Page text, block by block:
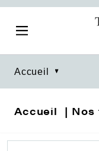
Accueil
Accueil Nos